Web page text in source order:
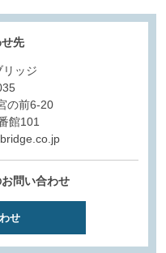
先
リッジ
の前6-20
館101
問い合わせ
せ